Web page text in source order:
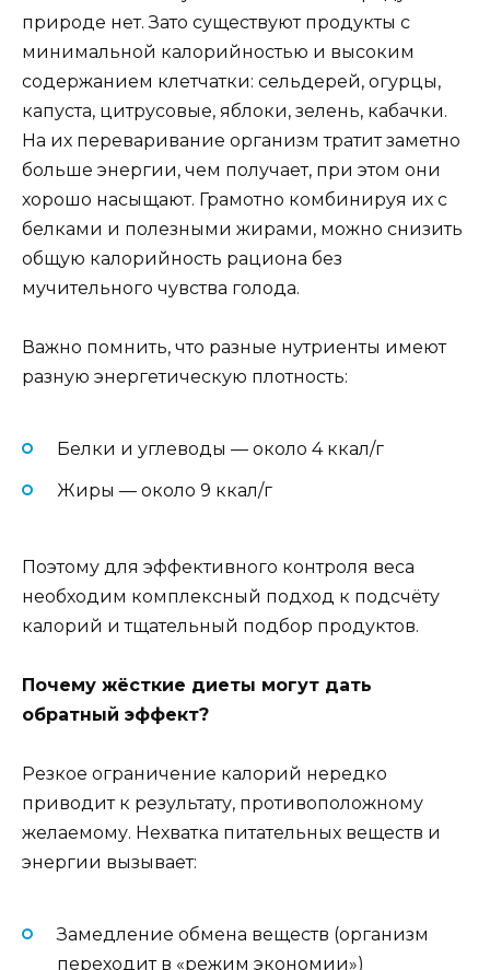
природе нет. Зато существуют продукты с
минимальной калорийностью и высоким
содержанием клетчатки: сельдерей, огурцы,
капуста, цитрусовые, яблоки, зелень, кабачки.
На их переваривание организм тратит заметно
больше энергии, чем получает, при этом они
хорошо насыщают. Грамотно комбинируя их с
белками и полезными жирами, можно снизить
общую калорийность рациона без
мучительного чувства голода.
Важно помнить, что разные нутриенты имеют
разную энергетическую плотность:
Белки и углеводы — около 4 ккал/г
Жиры — около 9 ккал/г
Поэтому для эффективного контроля веса
необходим комплексный подход к подсчёту
калорий и тщательный подбор продуктов.
Почему жёсткие диеты могут дать
обратный эффект?
Резкое ограничение калорий нередко
приводит к результату, противоположному
желаемому. Нехватка питательных веществ и
энергии вызывает:
Замедление обмена веществ (организм
переходит в «режим экономии»)